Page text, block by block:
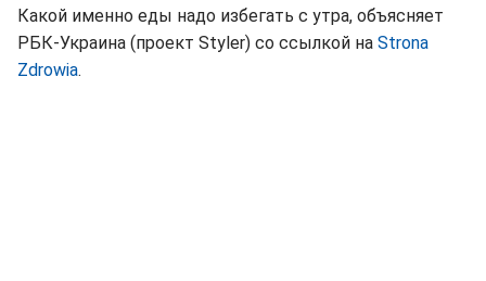
Какой именно еды надо избегать с утра, объясняет
РБК-Украина (проект Styler) со ссылкой на Strona
Zdrowia.